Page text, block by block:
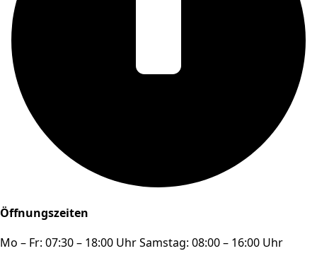
Öffnungszeiten
Mo – Fr: 07:30 – 18:00 Uhr Samstag: 08:00 – 16:00 Uhr